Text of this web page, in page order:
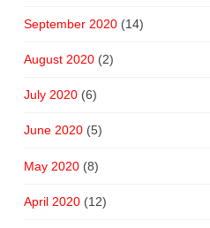
September 2020(14)
August 2020(2)
July 2020(6)
June 2020(5)
May 2020(8)
April 2020(12)